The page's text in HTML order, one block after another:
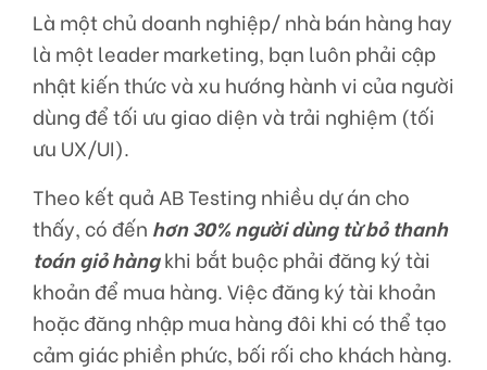
Là một chủ doanh nghiệp/ nhà bán hàng hay
là một leader marketing, bạn luôn phải cập
nhật kiến thức và xu hướng hành vi của người
dùng để tối ưu giao diện và trải nghiệm (tối
ưu UX/UI).
Theo kết quả AB Testing nhiều dự án cho
thấy, có đến hơn 30% người dùng từ bỏ thanh
toán giỏ hàngkhi bắt buộc phải đăng ký tài
khoản để mua hàng. Việc đăng ký tài khoản
hoặc đăng nhập mua hàng đôi khi có thể tạo
cảm giác phiền phức, bối rối cho khách hàng.